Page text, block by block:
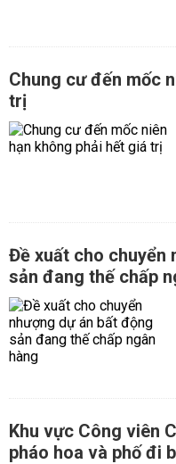
Chung cư đến mốc
trị
Đề xuất cho chuyển
sản đang thế chấp
Khu vực Công viên
pháo hoa và phố đi